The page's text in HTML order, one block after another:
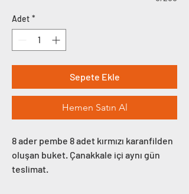
Adet *
Sepete Ekle
Hemen Satın Al
8 ader pembe 8 adet kırmızı karanfilden
oluşan buket. Çanakkale içi aynı gün
teslimat.